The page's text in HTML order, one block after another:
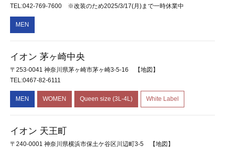
TEL:042-769-7600 ※改装のため2025/3/17(月)まで一時休業中
MEN
イオン 茅ヶ崎中央
〒253-0041 神奈川県茅ヶ崎市茅ヶ崎3-5-16
【地図】
TEL:0467-82-6111
MEN WOMEN Queen size (3L-4L) White Label
イオン 天王町
〒240-0001 神奈川県横浜市保土ケ谷区川辺町3-5
【地図】